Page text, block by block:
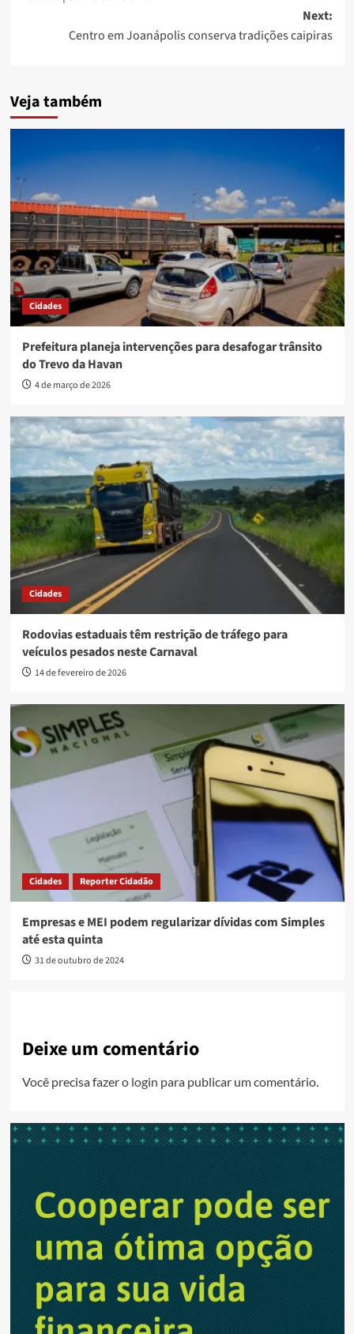
Next:
Centro em Joanápolis conserva tradições caipiras
Veja também
Cidades
Prefeitura planeja intervenções para desafogar trânsito
do Trevo da Havan
4 de março de 2026
Cidades
Rodovias estaduais têm restrição de tráfego para
veículos pesados neste Carnaval
14 de fevereiro de 2026
Cidades Reporter Cidadão
Empresas e MEI podem regularizar dívidas com Simples
até esta quinta
31 de outubro de 2024
Deixe um comentário
Você precisa fazer o login para publicar um comentário.